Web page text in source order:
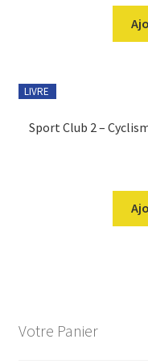
LIVRE
Sport Club 2 –
Votre Panier